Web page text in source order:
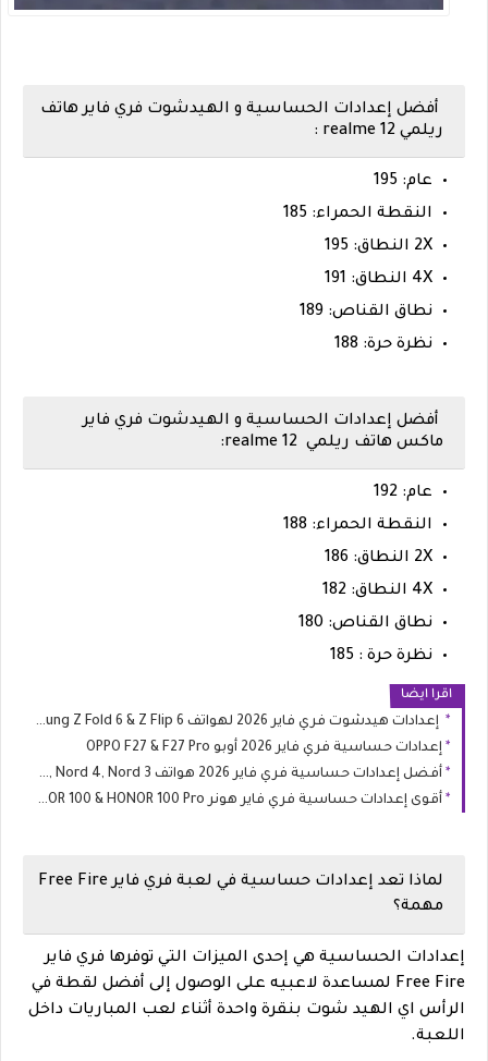
أفضل إعدادات الحساسية و الهيدشوت فري فاير هاتف
ريلمي realme 12 :
عام: 195
النقطة الحمراء: 185
2X النطاق: 195
4X النطاق: 191
نطاق القناص: 189
نظرة حرة: 188
أفضل إعدادات الحساسية و الهيدشوت فري فاير
ماكس هاتف ريلمي realme 12:
عام: 192
النقطة الحمراء: 188
2X النطاق: 186
4X النطاق: 182
نطاق القناص: 180
نظرة حرة : 185
اقرا ايضا
إعدادات هيدشوت فري فاير 2026 لهواتف Samsung Z Fold 6 & Z Flip 6
إعدادات حساسية فري فاير 2026 أوبو OPPO F27 & F27 Pro
أفضل إعدادات حساسية فري فاير 2026 هواتف OnePlus Nord 5, Nord 4, Nord 3
أقوى إعدادات حساسية فري فاير هونر HONOR 100 & HONOR 100 Pro
لماذا تعد إعدادات حساسية في لعبة فري فاير Free Fire
مهمة؟
إعدادات الحساسية هي إحدى الميزات التي توفرها فري فاير
Free Fire لمساعدة لاعبيه على الوصول إلى أفضل لقطة في
الرأس اي الهيد شوت بنقرة واحدة أثناء لعب المباريات داخل
اللعبة.